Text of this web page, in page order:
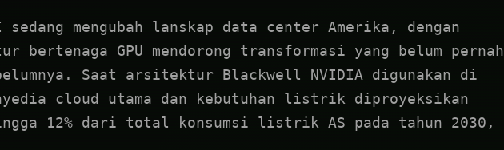
mengubah lanskap data center Amerika, dengan
bertenaga GPU mendorong transformasi yang belum pernah
Saat arsitektur Blackwell NVIDIA digunakan di
cloud utama dan kebutuhan listrik diproyeksikan
12% dari total konsumsi listrik AS pada tahun 2030,